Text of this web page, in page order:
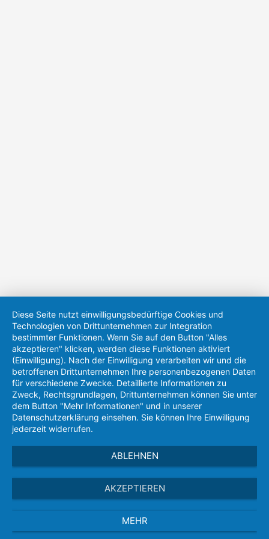
Diese Seite nutzt einwilligungsbedürftige Cookies und
Technologien von Drittunternehmen zur Integration
bestimmter Funktionen. Wenn Sie auf den Button "Alles
akzeptieren" klicken, werden diese Funktionen aktiviert
(Einwilligung). Nach der Einwilligung verarbeiten wir und die
betroffenen Drittunternehmen Ihre personenbezogenen Daten
für verschiedene Zwecke. Detaillierte Informationen zu
Zweck, Rechtsgrundlagen, Drittunternehmen können Sie unter
dem Button "Mehr Informationen" und in unserer
Datenschutzerklärung einsehen. Sie können Ihre Einwilligung
jederzeit widerrufen.
ABLEHNEN
AKZEPTIEREN
MEHR